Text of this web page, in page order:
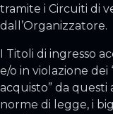
tramite i Circuiti di
dall’Organizzatore.
I Titoli di ingresso
e/o in violazione dei
acquisto” da questi
norme di legge, i